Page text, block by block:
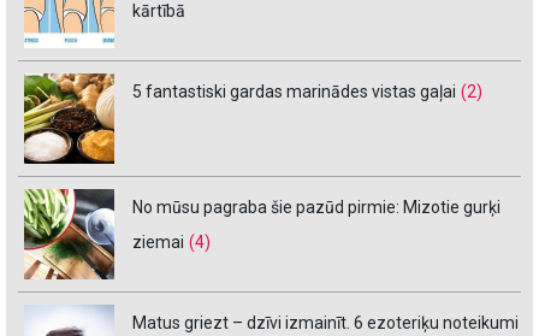
kārtībā
5 fantastiski gardas marinādes vistas gaļai (2)
No mūsu pagraba šie pazūd pirmie: Mizotie gurķi
ziemai (4)
Matus griezt – dzīvi izmainīt. 6 ezoteriķu noteikumi